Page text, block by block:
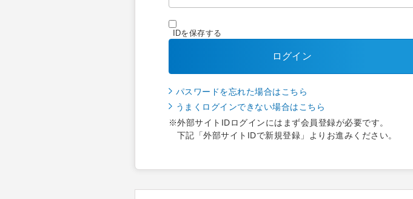
IDを保存する
ログイン
パスワードを忘れた場合はこちら
うまくログインできない場合はこちら
※外部サイトIDログインにはまず会員登録が必要です。
下記「外部サイトIDで新規登録」よりお進みください。